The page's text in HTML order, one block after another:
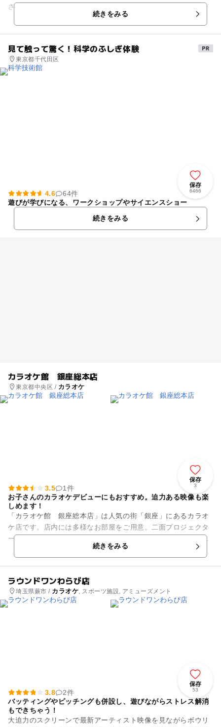
さ・美味しさがギュッと詰まった、0歳～100歳まで、3世代み
続きをみる
見て触って驚く！科学のふしぎ体験
東京都千代田区
保存
6466
4.6
64件
遊びが学びになる、ワークショップやサイエンスショー
続きをみる
カラオケ館 銀座総本店
東京都中央区 / カラオケ
保存
3
3.5
1件
お子さんのカラオケデビューにもおすすめ。迫力ある映像も楽
しめます！
「カラオケ館 銀座総本店」は人気の街「銀座」にあるカラオ
ケ店です。店内には多様なお部屋をご用意。二面プロジェクタ
ーを設置した「デュアルモニタールーム」では、迫力ある映像
続きをみる
ラウンドワンわらび店
埼玉県蕨市 / カラオケ, スポーツ施設, アミューズメント
保存
53
3.8
2件
バッティングやピッチングも併設し、遊びながらストレス解消
もできちゃう！
大迫力のスクリーンで最新アーティスト映像を見ながらボウリ